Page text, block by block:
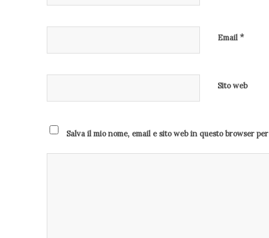
Email *
Sito web
Salva il mio nome, email e sito web in questo browser